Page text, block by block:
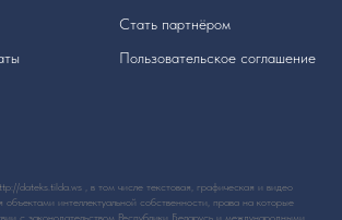
Стать партнёром
Пользовательское соглашение
dateks.tilda.ws , в том числе текстовая, графическая и видео
интеллектуальной собственности, права на которые
с законодательством Республики Беларусь и международными